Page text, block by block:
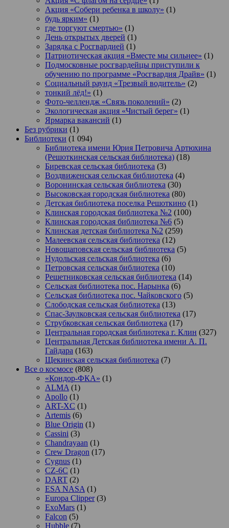
Акция «Собери ребенка в школу» (1)
будь ярким» (1)
где торгуют смертью» (1)
День открытых дверей (1)
Зарядка с Росгвардией (1)
Патриотическая акция «Вместе мы сильнее» (1)
Подмосковные росгвардейцы приступили к
обучению по программе «Росгвардия Драйв» (1)
Социальный раунд «Трезвый водитель» (2)
тонкий лёд!» (1)
Фото-челлендж «Связь поколений» (2)
Экологическая акция «Чистый берег» (1)
Ярмарка вакансий (1)
Без рубрики (1)
Библиотеки (1 094)
Библиотека имени Юрия Петровича Артюхина
(Решоткинская сельская библиотека) (18)
Биревская сельская библиотека (3)
Воздвиженская сельская библиотека (4)
Воронинская сельская библиотека (30)
Высоковская городская библиотека (80)
Детская библиотека поселка Решоткино (1)
Клинская городская библиотека №2 (100)
Клинская городская библиотека №6 (5)
Клинская детская библиотека №2 (259)
Малеевская сельская библиотека (12)
Новощаповская сельская библиотека (5)
Нудольская сельская библиотека (6)
Петровская сельская библиотека (10)
Решетниковская сельская библиотека (14)
Сельская библиотека пос. Нарынка (6)
Сельская библиотека пос. Чайковского (5)
Слободская сельская библиотека (13)
Спас-Заулковская сельская библиотека (17)
Струбковская сельская библиотека (17)
Центральная городская библиотека г. Клин (327)
Центральная Детская библиотека имени А. П.
Гайдара (163)
Щекинская сельская библиотека (7)
Все о космосе (808)
«Кондор-ФКА» (1)
ALMA (1)
Apollo (1)
ART-XC (1)
Artemis (6)
Blue Origin (1)
Cassini (3)
Chandrayaan (1)
Crew Dragon (17)
Cygnus (1)
CZ-6C (1)
DART (2)
ESA NASA (1)
Europa Clipper(3)
ExoMars (1)
Falcon (5)
Hubble (7)